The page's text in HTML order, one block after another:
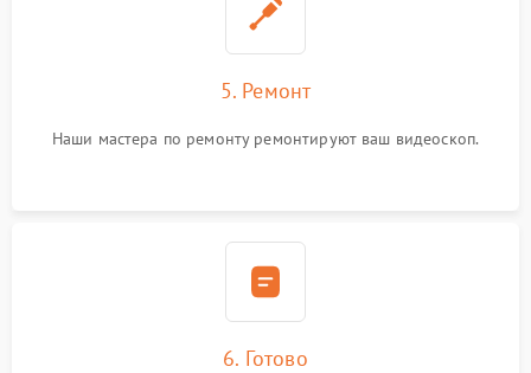
5. Ремонт
Наши мастера по ремонту ремонтируют ваш видеоскоп.
6. Готово